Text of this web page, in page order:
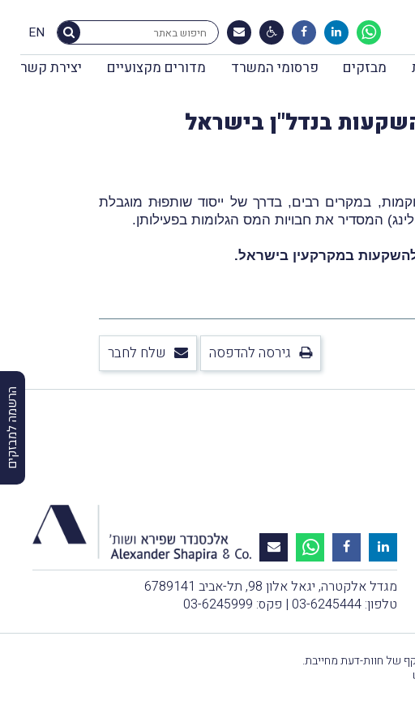
EN
מבזקים פרסומי המשרד מדורים מקצועיים יצירת קשר
הרשמה למבזקים
במקרים רבים, בדרך של ייסוד שותפוּת מוגבלת
המסדיר את חבויות המס הגלומות בפעילותן.
במקרקעין בישראל.
גירסה להדפסה שלח לחבר
מגדל אלקטרה, יגאל אלון 98, תל-אביב 6789141
טלפון: 03-6245444 | פקס: 03-6245999
של חוות-דעת מחייבת.